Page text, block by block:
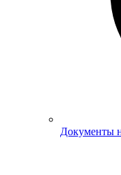
Документы